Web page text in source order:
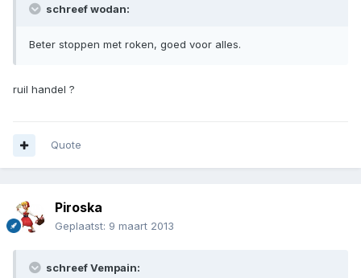
schreef wodan:
Beter stoppen met roken, goed voor alles.
ruil handel ?
Quote
Piroska
Geplaatst: 9 maart 2013
schreef Vempain: